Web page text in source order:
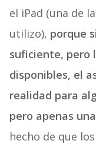
el iPad (una de
utilizo), porque
suficiente, pero
disponibles, el
realidad para
pero apenas
hecho de que